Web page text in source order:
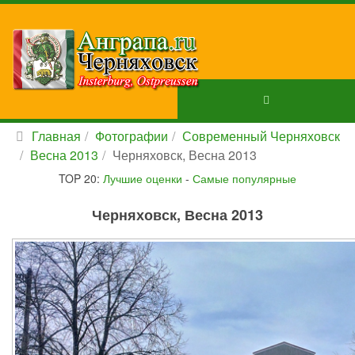
Главная Фотографии
Современный Черняховск
Весна 2013
Черняховск, Весна 2013
TOP 20: Лучшие оценки - Самые популярные
Черняховск, Весна 2013